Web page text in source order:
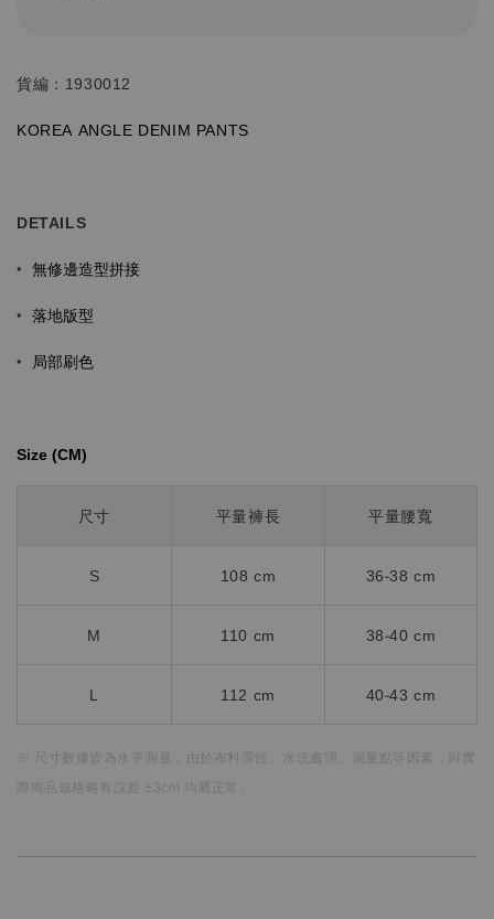
貨編：1930012
KOREA ANGLE DENIM PANTS
DETAILS
• 無修邊造型拼接
• 落地版型
• 局部刷色
Size (CM)⁡⁡
尺寸 平量褲長 平量腰寬
S 108 cm 36-38 cm
M 110 cm 38-40 cm
L 112 cm 40-43 cm
※ 尺寸數據皆為水平測量， 由於布料彈性、水洗處理、測量點等因素，
際商品規格略有誤差 ±3cm 均屬正常。